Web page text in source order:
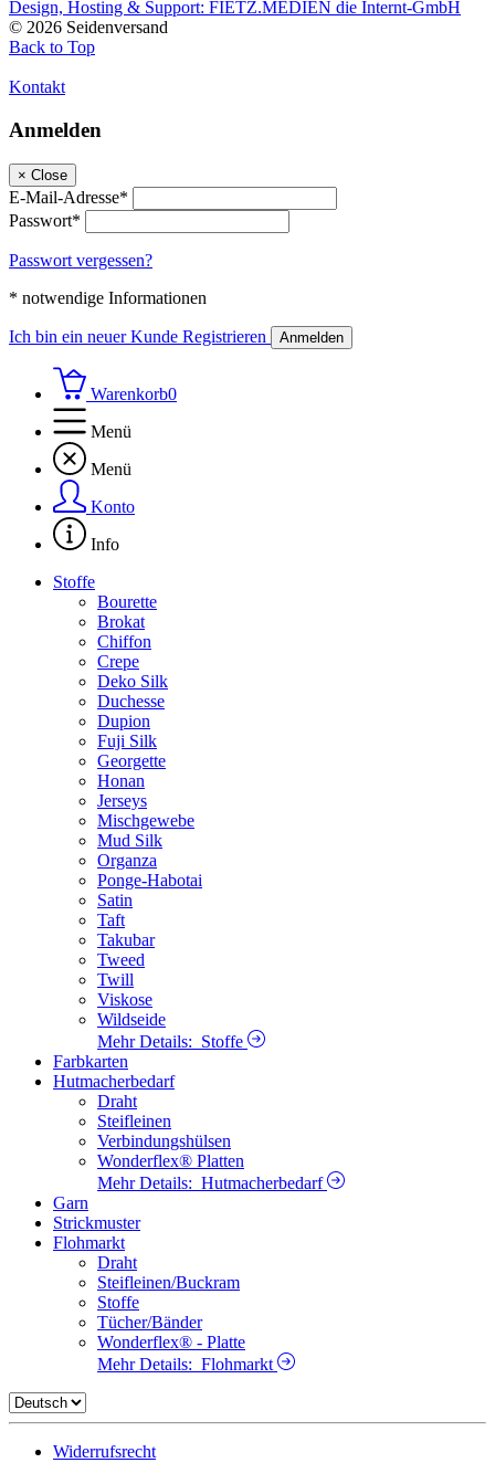
Design, Hosting & Support: FIETZ.MEDIEN die Internt-GmbH
© 2026 Seidenversand
Back to Top
Kontakt
Anmelden
× Close
E-Mail-Adresse*
Passwort*
Passwort vergessen?
* notwendige Informationen
Ich bin ein neuer Kunde Registrieren Anmelden
Warenkorb0
Menü
Menü
Konto
Info
Stoffe
Bourette
Brokat
Chiffon
Crepe
Deko Silk
Duchesse
Dupion
Fuji Silk
Georgette
Honan
Jerseys
Mischgewebe
Mud Silk
Organza
Ponge-Habotai
Satin
Taft
Takubar
Tweed
Twill
Viskose
Wildseide
Mehr Details: Stoffe
Farbkarten
Hutmacherbedarf
Draht
Steifleinen
Verbindungshülsen
Wonderflex® Platten
Mehr Details: Hutmacherbedarf
Garn
Strickmuster
Flohmarkt
Draht
Steifleinen/Buckram
Stoffe
Tücher/Bänder
Wonderflex® - Platte
Mehr Details: Flohmarkt
Widerrufsrecht